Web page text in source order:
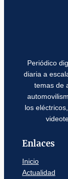
Periódico
diaria a
temas de
los
Enlaces
Inicio
Actualidad